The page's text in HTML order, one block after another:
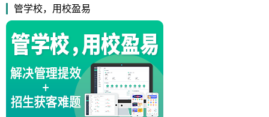
管学校，用校盈易